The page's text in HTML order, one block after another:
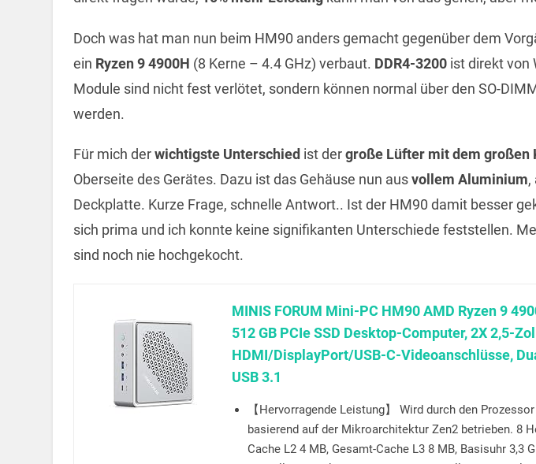
Doch was hat man nun beim HM90 anders gemacht gegenüber dem
ein Ryzen 9 4900H (8 Kerne – 4.4 GHz) verbaut. DDR4-3200ist direkt von
Module sind nicht fest verlötet, sondern können normal über den SO-
werden.
Für mich derwichtigste Unterschied ist dergroße Lüfter mit dem großen
Oberseite des Gerätes. Dazu ist das Gehäuse nun ausvollem Aluminium,
Deckplatte. Kurze Frage, schnelle Antwort.. Ist der HM90 damit besser
sich prima und ich konnte keine signifikanten Unterschiede feststellen.
sind noch nie hochgekocht.
MINIS FORUM Mini-PC HM90 AMD Ryzen 9
512 GB PCIe SSD Desktop-Computer, 2X 2,5-
HDMI/DisplayPort/USB-C-Videoanschlüsse,
USB 3.1
【Hervorragende Leistung】 Wird durch den
basierend auf der Mikroarchitektur Zen2 betrieben. 8
Cache L2 4 MB, Gesamt-Cache L3 8 MB, Basisuhr 3,3